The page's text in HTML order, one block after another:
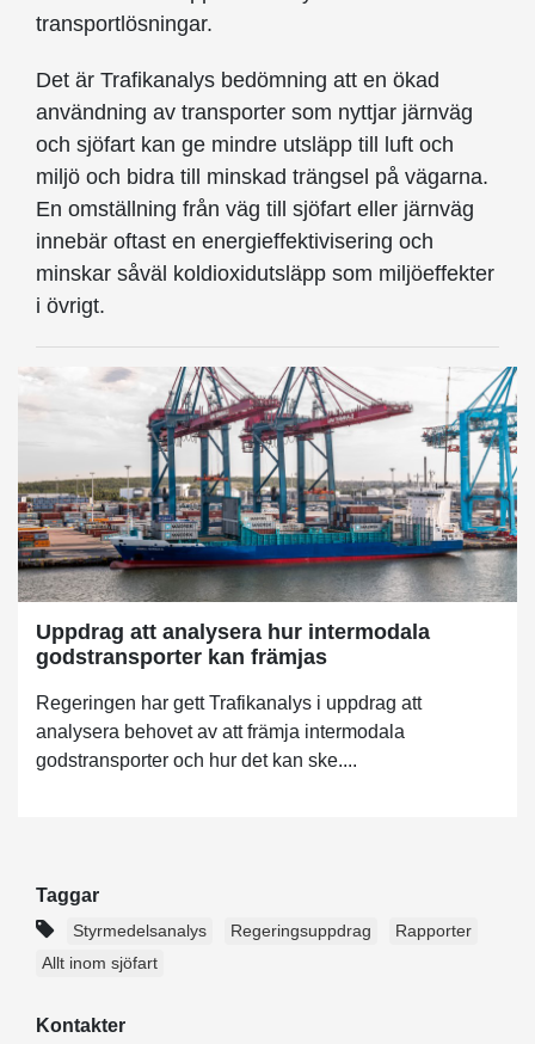
transportlösningar.
Det är Trafikanalys bedömning att en ökad
användning av transporter som nyttjar järnväg
och sjöfart kan ge mindre utsläpp till luft och
miljö och bidra till minskad trängsel på vägarna.
En omställning från väg till sjöfart eller järnväg
innebär oftast en energieffektivisering och
minskar såväl koldioxidutsläpp som miljöeffekter
i övrigt.
Uppdrag att analysera hur intermodala
godstransporter kan främjas
Regeringen har gett Trafikanalys i uppdrag att
analysera behovet av att främja intermodala
godstransporter och hur det kan ske....
Taggar
Styrmedelsanalys Regeringsuppdrag
Rapporter
Allt inom sjöfart
Kontakter